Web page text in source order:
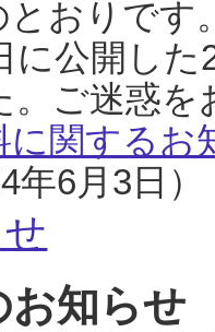
とおりです
に公開し
。ご迷惑
に関するお
6月3日）
お知らせ